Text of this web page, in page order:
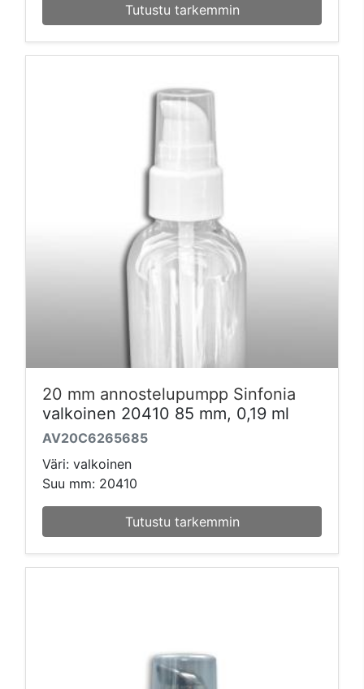
Tutustu tarkemmin
20 mm annostelupumpp Sinfonia
valkoinen 20410 85 mm, 0,19 ml
AV20C6265685
Väri: valkoinen
Suu mm: 20410
Tutustu tarkemmin